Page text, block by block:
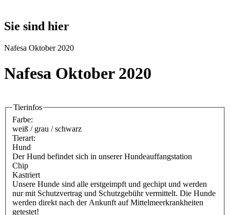
Sie sind hier
Nafesa Oktober 2020
Nafesa Oktober 2020
Tierinfos
Farbe:
weiß / grau / schwarz
Tierart:
Hund
Der Hund befindet sich in unserer Hundeauffangstation
Chip
Kastriert
Unsere Hunde sind alle erstgeimpft und gechipt und werden
nur mit Schutzvertrag und Schutzgebühr vermittelt. Die Hunde
werden direkt nach der Ankunft auf Mittelmeerkrankheiten
getestet!